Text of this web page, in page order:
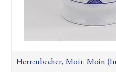
Herrenbecher, Moin Moin